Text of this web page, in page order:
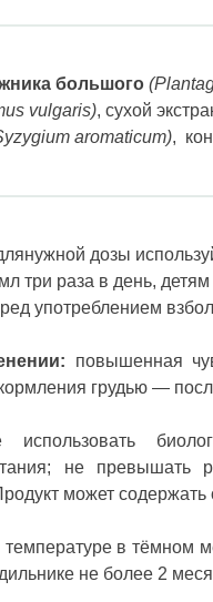
большого
vulgaris), сухой
aromaticum),
нужной дозы
три раза в день,
употреблением
повышенная
грудью —
использовать
; не превышать
может содержать
в тёмном
не более 2